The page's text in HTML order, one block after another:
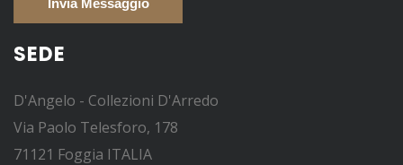
SEDE
D'Angelo - Collezioni D'Arredo
Via Paolo Telesforo, 178
71121 Foggia ITALIA